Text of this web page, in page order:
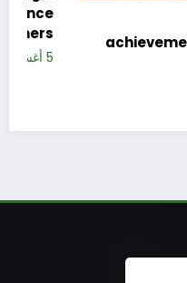
achievements in